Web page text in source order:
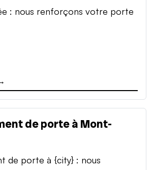
: nous renforçons votre porte
de porte à Mont-
de porte à {city} : nous